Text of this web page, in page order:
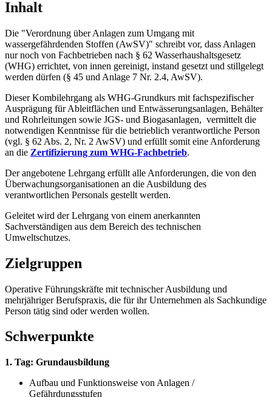
Inhalt
Die "Verordnung über Anlagen zum Umgang mit
wassergefährdenden Stoffen (AwSV)" schreibt vor, dass Anlagen
nur noch von Fachbetrieben nach § 62 Wasserhaushaltsgesetz
(WHG) errichtet, von innen gereinigt, instand gesetzt und stillgelegt
werden dürfen (§ 45 und Anlage 7 Nr. 2.4, AwSV).
Dieser Kombilehrgang als WHG-Grundkurs mit fachspezifischer
Ausprägung für Ableitflächen und Entwässerungsanlagen, Behälter
und Rohrleitungen sowie JGS- und Biogasanlagen, vermittelt die
notwendigen Kenntnisse für die betrieblich verantwortliche Person
(vgl. § 62 Abs. 2, Nr. 2 AwSV) und erfüllt somit eine Anforderung
an die Zertifizierung zum WHG-Fachbetrieb.
Der angebotene Lehrgang erfüllt alle Anforderungen, die von den
Überwachungsorganisationen an die Ausbildung des
verantwortlichen Personals gestellt werden.
Geleitet wird der Lehrgang von einem anerkannten
Sachverständigen aus dem Bereich des technischen
Umweltschutzes.
Zielgruppen
Operative Führungskräfte mit technischer Ausbildung und
mehrjähriger Berufspraxis, die für ihr Unternehmen als Sachkundige
Person tätig sind oder werden wollen.
Schwerpunkte
1. Tag: Grundausbildung
Aufbau und Funktionsweise von Anlagen /
Gefährdungsstufen